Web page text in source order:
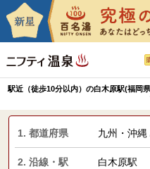
駅近（徒歩10分以内）の白木原駅(福岡
1. 都道府県 九州・沖縄
2. 沿線・駅 白木原駅